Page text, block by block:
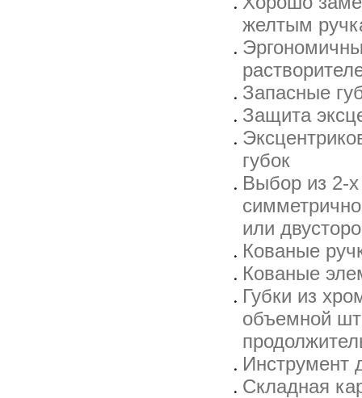
желтым
Запасные
Защита
губок
Выбор из 2-х
или
Кованые
Кованые
Губки из
объемной
Инструмент
Складная